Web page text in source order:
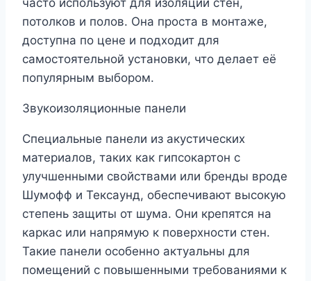
часто используют для изоляции стен,
потолков и полов. Она проста в монтаже,
доступна по цене и подходит для
самостоятельной установки, что делает её
популярным выбором.
Звукоизоляционные панели
Специальные панели из акустических
материалов, таких как гипсокартон с
улучшенными свойствами или бренды вроде
Шумофф и Тексаунд, обеспечивают высокую
степень защиты от шума. Они крепятся на
каркас или напрямую к поверхности стен.
Такие панели особенно актуальны для
помещений с повышенными требованиями к